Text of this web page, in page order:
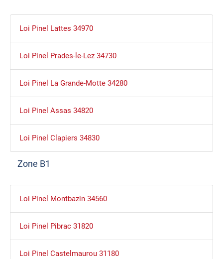
Loi Pinel Lattes 34970
Loi Pinel Prades-le-Lez 34730
Loi Pinel La Grande-Motte 34280
Loi Pinel Assas 34820
Loi Pinel Clapiers 34830
Zone B1
Loi Pinel Montbazin 34560
Loi Pinel Pibrac 31820
Loi Pinel Castelmaurou 31180